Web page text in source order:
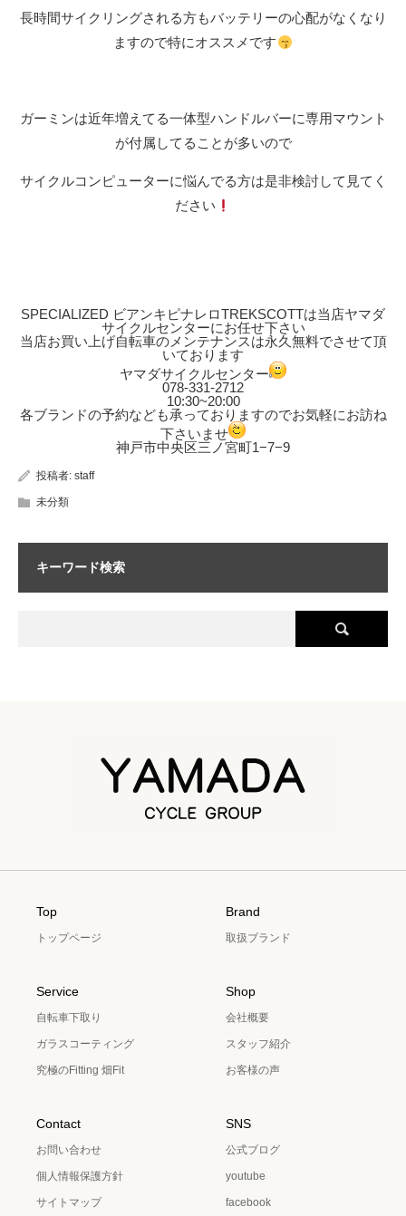
長時間サイクリングされる方もバッテリーの心配がなくなり
ますので特にオススメです
ガーミンは近年増えてる一体型ハンドルバーに専用マウント
が付属してることが多いので
サイクルコンピューターに悩んでる方は是非検討して見てく
ださい
SPECIALIZED ビアンキピナレロTREKSCOTTは当店ヤマダ
サイクルセンターにお任せ下さい
当店お買い上げ自転車のメンテナンスは永久無料でさせて頂
いております
ヤマダサイクルセンター
078-331-2712
10:30~20:00
各ブランドの予約なども承っておりますのでお気軽にお訪ね
下さいませ
神戸市中央区三ノ宮町1−7−9
投稿者: staff
未分類
キーワード検索
Top
トップページ
Brand
取扱ブランド
Service
自転車下取り
ガラスコーティング
究極のFitting 畑Fit
Shop
会社概要
スタッフ紹介
お客様の声
Contact
お問い合わせ
個人情報保護方針
サイトマップ
SNS
公式ブログ
youtube
facebook